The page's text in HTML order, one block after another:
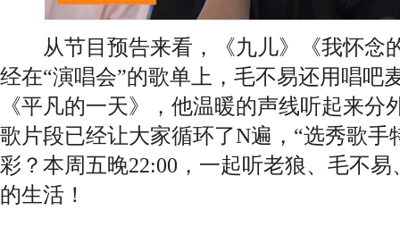
从节目预告来看，《九儿》《我怀念
经在“演唱会”的歌单上，毛不易还用唱吧
《平凡的一天》，他温暖的声线听起来分
歌片段已经让大家循环了N遍，“选秀歌手
彩？本周五晚22:00，一起听老狼、毛不
的生活！